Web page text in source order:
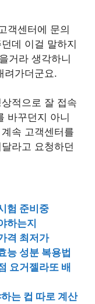
객센터에 문의
데 이걸 말하지
거라 생각하니
려가더군요.
적으로 잘 접속
바꾸던지 아니
속 고객센터를
라고 요청하던
험 준비중
하는지
격 최저가
능 성분 복용법
요거젤라또 배
는 컵 따로 계산